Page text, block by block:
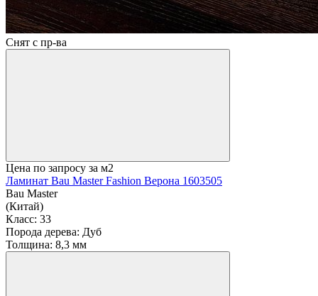
Снят с пр-ва
Цена по запросу за м2
Ламинат Bau Master Fashion Верона 1603505
Bau Master
(Китай)
Класс: 33
Порода дерева: Дуб
Толщина: 8,3 мм